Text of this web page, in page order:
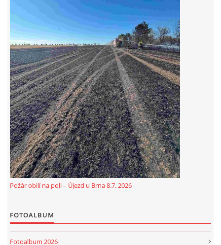
© 2026 eStránky.cz |Aktualizováno: 5. 8. 2026
Požár obilí na poli – Újezd u Brna 8.7. 2026
FOTOALBUM
Fotoalbum 2026